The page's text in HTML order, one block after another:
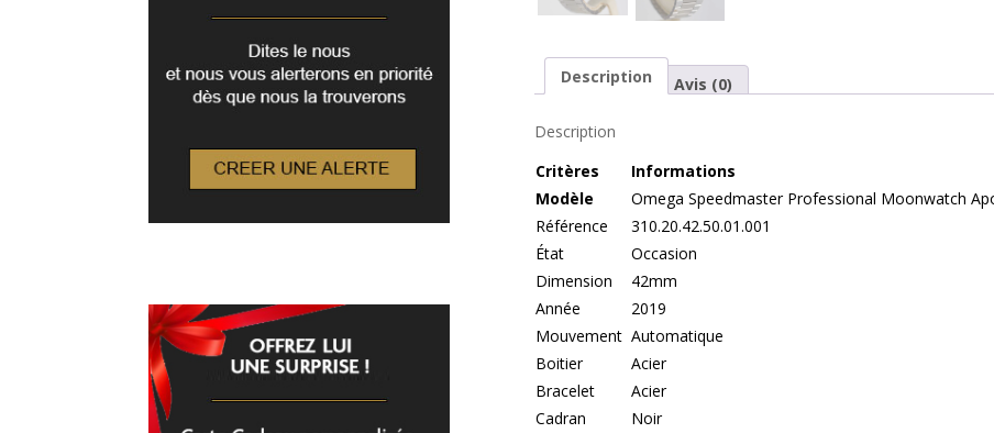
Description Avis (0)
Description
Critères
Informations
Modèle
Omega Speedmaster Professional Moonwatch
Référence
310.20.42.50.01.001
État
Occasion
Dimension
42mm
Année
2019
Mouvement Automatique
Boitier
Acier
Bracelet
Acier
Cadran
Noir